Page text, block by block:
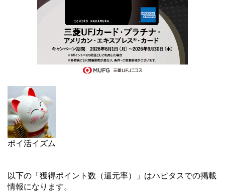
ポイ活イズム
以下の「獲得ポイント数（還元率）」はハピタスでの掲載
情報になります。